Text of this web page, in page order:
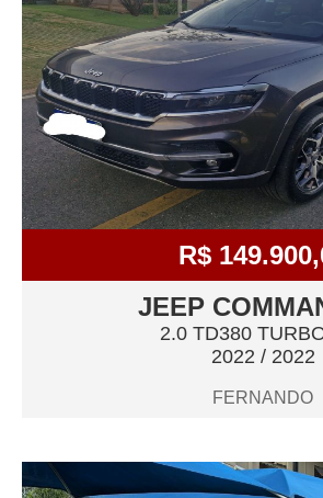
R$
JEEP
2.0 TD380
2022 / 2022
FERNANDO